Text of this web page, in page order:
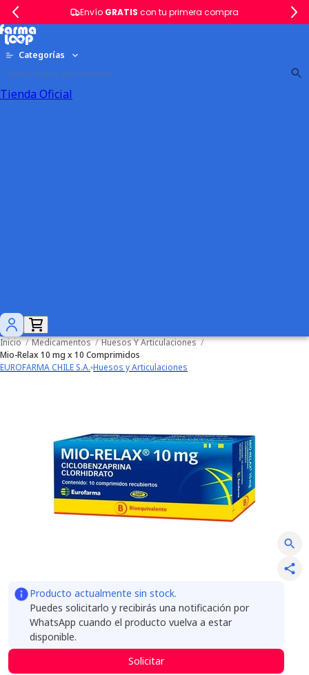
Envío GRATIS con tu primera compra
Categorías
Tienda Oficial
Inicio / Medicamentos / Huesos Y Articulaciones /
Mio-Relax 10 mg x 10 Comprimidos
EUROFARMA CHILE S.A. Huesos y Articulaciones
Producto actualmente sin stock.
Puedes solicitarlo y recibirás una notificación por
WhatsApp cuando el producto vuelva a estar
disponible.
Solicitar